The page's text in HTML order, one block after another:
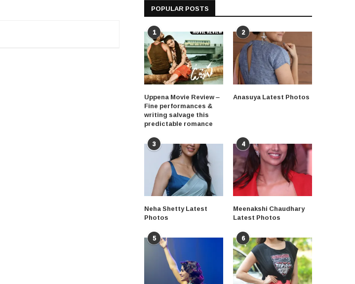
POPULAR POSTS
1
Uppena Movie Review –
Fine performances &
writing salvage this
predictable romance
2
Anasuya Latest Photos
3
Neha Shetty Latest
Photos
4
Meenakshi Chaudhary
Latest Photos
5 6